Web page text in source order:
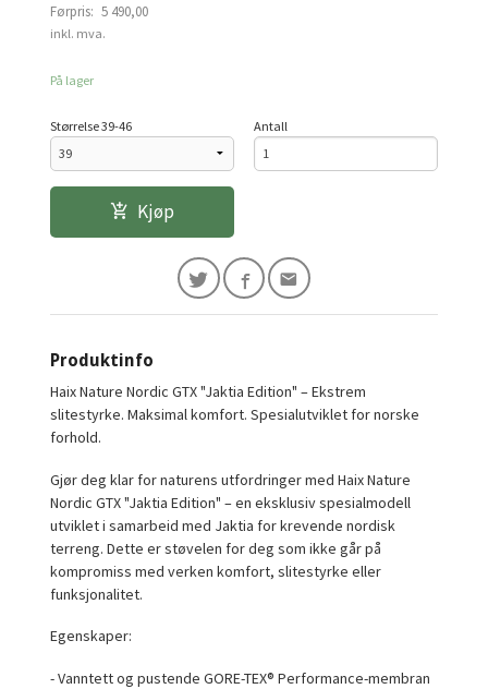
Førpris: 5 490,00
Rabatt
inkl. mva.
På lager
Størrelse 39-46 Antall
Kjøp
Produktinfo
Haix Nature Nordic GTX "Jaktia Edition" – Ekstrem
slitestyrke. Maksimal komfort. Spesialutviklet for norske
forhold.
Gjør deg klar for naturens utfordringer med Haix Nature
Nordic GTX "Jaktia Edition" – en eksklusiv spesialmodell
utviklet i samarbeid med Jaktia for krevende nordisk
terreng. Dette er støvelen for deg som ikke går på
kompromiss med verken komfort, slitestyrke eller
funksjonalitet.
Egenskaper:
- Vanntett og pustende GORE-TEX® Performance-membran